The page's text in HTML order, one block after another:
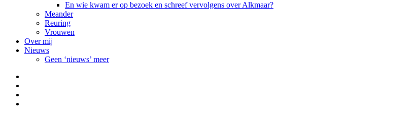
En wie kwam er op bezoek en schreef vervolgens over Alkmaar?
Meander
Reuring
Vrouwen
Over mij
Nieuws
Geen ‘nieuws’ meer